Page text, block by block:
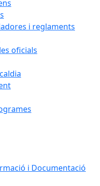
i reglaments
oficials
i Documentació